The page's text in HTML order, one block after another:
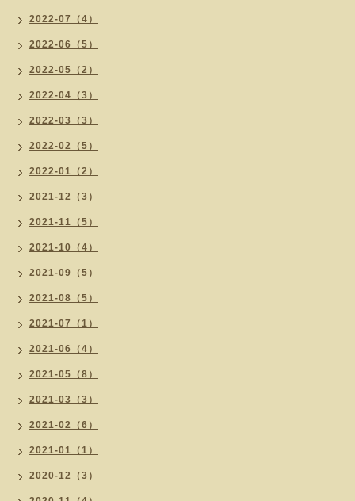
2022-07（4）
2022-06（5）
2022-05（2）
2022-04（3）
2022-03（3）
2022-02（5）
2022-01（2）
2021-12（3）
2021-11（5）
2021-10（4）
2021-09（5）
2021-08（5）
2021-07（1）
2021-06（4）
2021-05（8）
2021-03（3）
2021-02（6）
2021-01（1）
2020-12（3）